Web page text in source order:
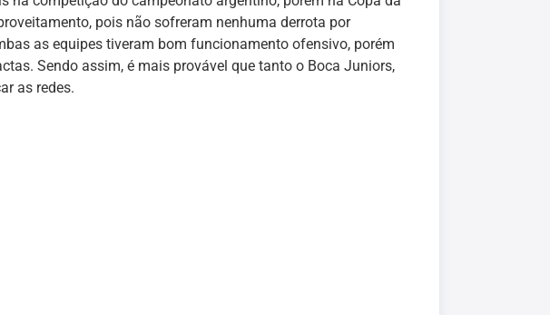
pois não sofreram nenhuma derrota por
as equipes tiveram bom funcionamento ofensivo, porém
Sendo assim, é mais provável que tanto o Boca Juniors,
as redes.